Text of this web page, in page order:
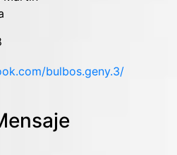
bulbos.geny.3/